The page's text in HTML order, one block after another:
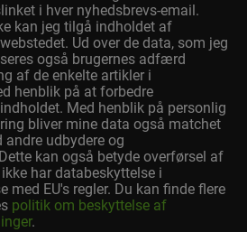
i hver nyhedsbrevs-email.
kan jeg tilgå indholdet af
Ud over de data, som jeg
også brugernes adfærd
af de enkelte artikler i
henblik på at forbedre
Med henblik på personlig
bliver mine data også matchet
udbydere og
kan også betyde overførsel af
har databeskyttelse i
med EU's regler. Du kan finde flere
politik om beskyttelse af
.